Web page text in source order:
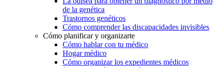
de la genética
Trastornos genéticos
Cómo comprender las discapacidades invisibles
Cómo planificar y organizarte
Cómo hablar con tu médico
Hogar médico
Cómo organizar los expedientes médicos